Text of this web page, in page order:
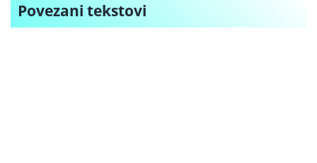
Povezani tekstovi